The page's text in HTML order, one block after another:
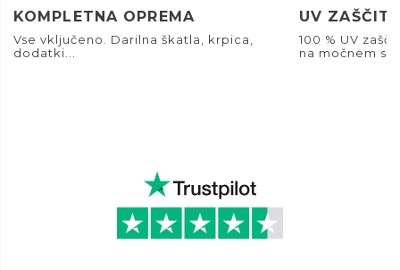
KOMPLETNA OPREMA
Vse vključeno. Darilna škatla, krpica,
dodatki...
UV
100 % UV
na močnem